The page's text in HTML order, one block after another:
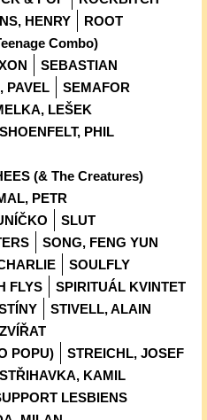
HENRY
ROOT
Combo)
SEBASTIAN
PAVEL
SEMAFOR
LEŠEK
SHOENFELT, PHIL
(& The Creatures)
PETR
SLUT
SONG, FENG YUN
SOULFLY
FLYS
SPIRITUÁL KVINTET
STIVELL, ALAIN
POPU)
STREICHL, JOSEF
STŘIHAVKA, KAMIL
LESBIENS